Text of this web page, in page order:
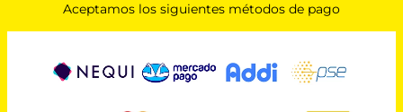
Aceptamos los siguientes métodos de pago